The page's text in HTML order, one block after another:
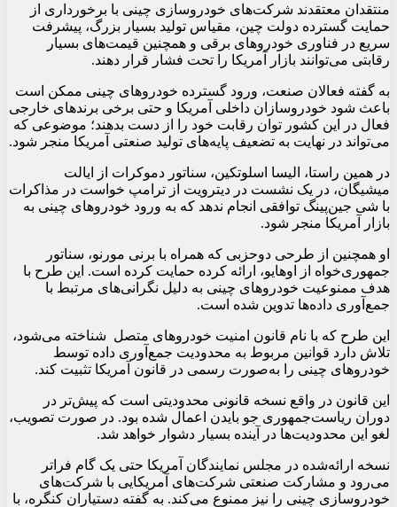
منتقدان معتقدند شرکت‌های خودروسازی چینی با برخورداری از
حمایت گسترده دولت چین، مقیاس تولید بسیار بزرگ، پیشرفت
سریع در فناوری خودروهای برقی و همچنین قیمت‌های بسیار
رقابتی می‌توانند بازار آمریکا را تحت فشار قرار دهند.
به گفته فعالان صنعت، ورود گسترده خودروهای چینی ممکن است
باعث شود خودروسازان داخلی آمریکا و حتی برخی برندهای خارجی
فعال در این کشور توان رقابت خود را از دست بدهند؛ موضوعی که
می‌تواند در نهایت به تضعیف پایه‌های تولید صنعتی آمریکا منجر شود.
در همین راستا، الیسا اسلوتکین، سناتور دموکرات از ایالت
میشیگان، در یک نشست در دیترویت از ترامپ خواست در مذاکرات
با شی جین‌پینگ توافقی انجام ندهد که به ورود خودروهای چینی به
بازار آمریکا منجر شود.
او همچنین از طرحی دوحزبی که همراه با برنی مورنو، سناتور
جمهوری‌خواه از اوهایو، ارائه کرده حمایت کرده است. این طرح با
هدف ممنوعیت خودروهای چینی به دلیل نگرانی‌های مرتبط با
جمع‌آوری داده‌ها تدوین شده است.
این طرح که با نام قانون امنیت خودروهای متصل شناخته می‌شود،
تلاش دارد قوانین مربوط به محدودیت جمع‌آوری داده توسط
خودروهای چینی را به‌صورت رسمی در قانون آمریکا تثبیت کند.
این قانون در واقع نسخه قانونی محدودیتی است که پیش‌تر در
دوران ریاست‌جمهوری جو بایدن اعمال شده بود. در صورت تصویب،
لغو این محدودیت‌ها در آینده بسیار دشوار خواهد شد.
نسخه ارائه‌شده در مجلس نمایندگان آمریکا حتی یک گام فراتر
می‌رود و مشارکت صنعتی شرکت‌های آمریکایی با شرکت‌های
خودروسازی چینی را نیز ممنوع می‌کند. به گفته دستیاران کنگره، با